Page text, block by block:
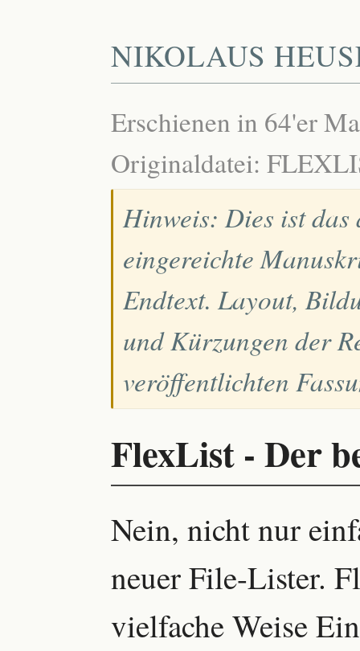
NIKOLAUS
Erschienen in 64'er
Originaldatei:
Hinweis: Dies ist das
eingereichte
Endtext. Layout,
und Kürzungen der
veröffentlichten
FlexList - Der
Nein, nicht nur
neuer File-Lister.
vielfache Weise